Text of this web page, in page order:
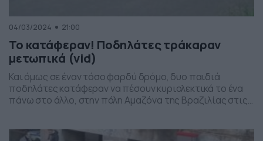
04/03/2024 21:00
Το κατάφεραν! Ποδηλάτες τράκαραν
μετωπικά (vid)
Και όμως σε έναν τόσο φαρδύ δρόμο, δυο παιδιά
ποδηλάτες κατάφεραν να πέσουν κυριολεκτικά το ένα
πάνω στο άλλο, στην πόλη Αμαζόνα της Βραζιλίας στις